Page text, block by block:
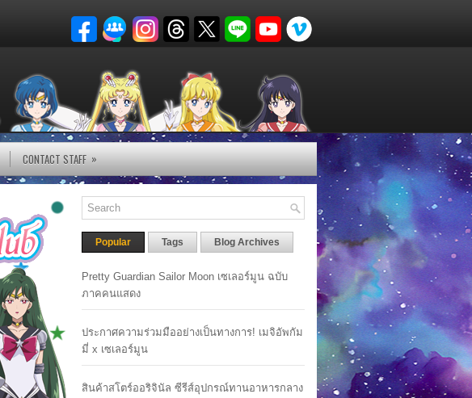
CONTACT STAFF »
Popular Tags Blog Archives
Pretty Guardian Sailor Moon เซเลอร์มูน ฉบับ
ภาคคนแสดง
ประกาศความร่วมมืออย่างเป็นทางการ! เมจิอัพกัม
มี่ x เซเลอร์มูน
สินค้าสโตร์ออริจินัล ซีรีส์อุปกรณ์ทานอาหารกลาง